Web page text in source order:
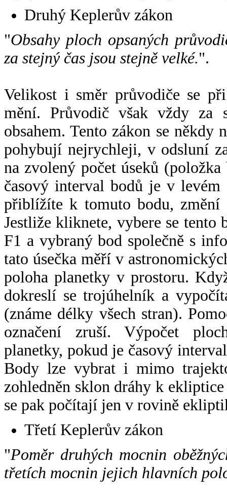
Druhý Keplerův zákon
"Obsahy ploch opsaných
za stejný čas jsou stejně velké.".
Velikost i směr průvodiče se
mění. Průvodič však vždy za
obsahem. Tento zákon se někdy
pohybují nejrychleji, v odsluní
na zvolený počet úseků
časový interval bodů je v
přiblížíte k tomuto bodu,
Jestliže kliknete, vybere se tento
F1 a vybraný bod společně s
tato úsečka měří v
poloha planetky v prostoru.
dokreslí se trojúhelník a
(známe délky všech stran).
označení zruší. Výpočet
planetky, pokud je časový
Body lze vybrat i mimo
zohledněn sklon dráhy k
se pak počítají jen v rovině
Třetí Keplerův zákon
"Poměr druhých mocnin
třetích mocnin jejich hlavních